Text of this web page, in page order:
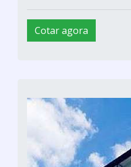
Cotar agora